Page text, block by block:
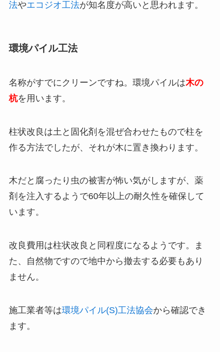
法やエコジオ工法が知名度が高いと思われます。
環境パイル工法
名称がすでにクリーンですね。環境パイルは木の
杭を用います。
柱状改良は土と固化剤を混ぜ合わせたもので柱を
作る方法でしたが、それが木に置き換わります。
木だと腐ったり虫の被害が怖い気がしますが、薬
剤を注入するようで60年以上の耐久性を確保して
います。
改良費用は柱状改良と同程度になるようです。ま
た、自然物ですので地中から撤去する必要もあり
ません。
施工業者等は環境パイル(S)工法協会から確認でき
ます。